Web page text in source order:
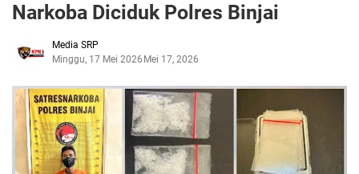
Narkoba Diciduk Polres Binjai
Media SRP
Minggu, 17 Mei 2026 Mei 17, 2026